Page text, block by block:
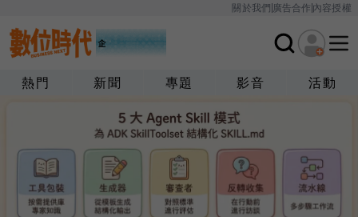
關於我們廣告合作內容授權
熱門 新聞 專題 影音 活動